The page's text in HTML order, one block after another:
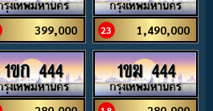
399,000 23 1,490,000
1ขก 444 1ขฆ 444